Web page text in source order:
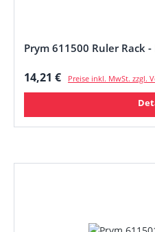
Prym 611500 Ruler Rack
Regulärer Preis:
14,21 € Preise inkl. MwSt. zzgl.